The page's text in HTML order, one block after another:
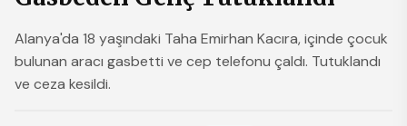
Alanya'da 18 yaşındaki Taha Emirhan Kacıra, içinde çocuk
bulunan aracı gasbetti ve cep telefonu çaldı. Tutuklandı
ve ceza kesildi.